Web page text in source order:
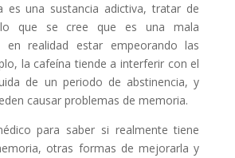
es una sustancia adictiva, tratar de
lo que se cree que es una mala
en realidad estar empeorando las
la cafeína tiende a interferir con el
de un periodo de abstinencia, y
causar problemas de memoria.
para saber si realmente tiene
otras formas de mejorarla y